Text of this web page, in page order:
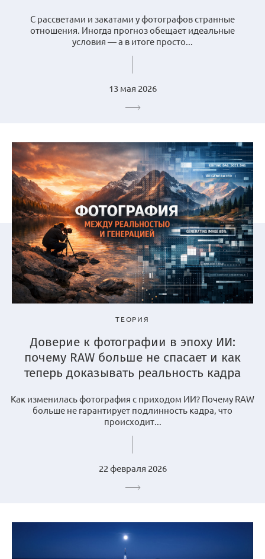
С рассветами и закатами у фотографов странные
отношения. Иногда прогноз обещает идеальные
условия — а в итоге просто...
13 мая 2026
ТЕОРИЯ
Доверие к фотографии в эпоху ИИ:
почему RAW больше не спасает и как
теперь доказывать реальность кадра
Как изменилась фотография с приходом ИИ? Почему RAW
больше не гарантирует подлинность кадра, что
происходит...
22 февраля 2026